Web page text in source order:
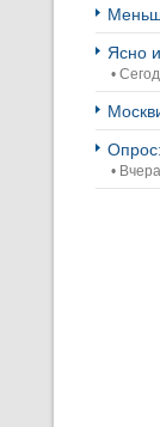
Ясно
•
•